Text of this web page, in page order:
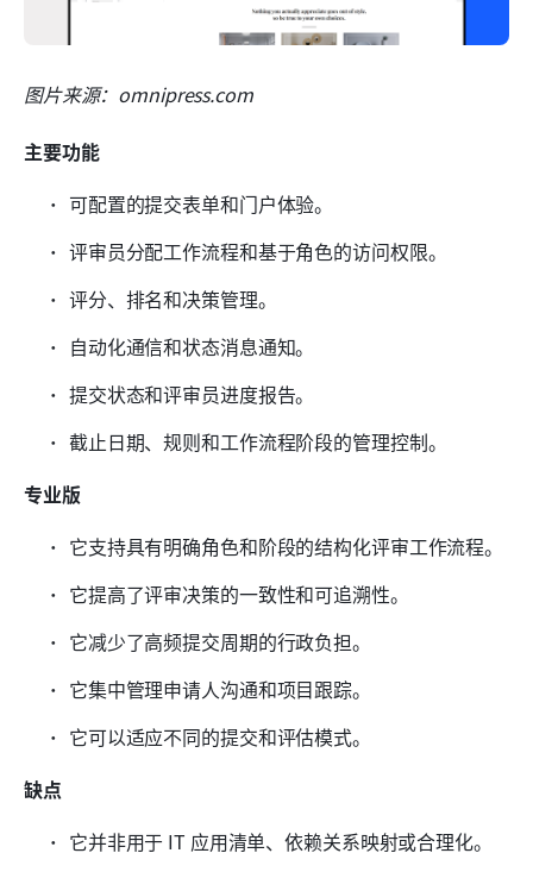
图片来源：omnipress.com
主要功能
可配置的提交表单和门户体验。
评审员分配工作流程和基于角色的访问权限。
评分、排名和决策管理。
自动化通信和状态消息通知。
提交状态和评审员进度报告。
截止日期、规则和工作流程阶段的管理控制。
专业版
它支持具有明确角色和阶段的结构化评审工作流程。
它提高了评审决策的一致性和可追溯性。
它减少了高频提交周期的行政负担。
它集中管理申请人沟通和项目跟踪。
它可以适应不同的提交和评估模式。
缺点
它并非用于 IT 应用清单、依赖关系映射或合理化。